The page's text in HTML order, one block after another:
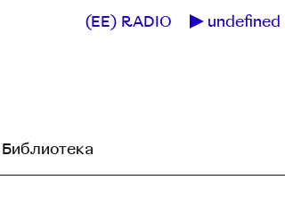
(EE) RADIO
Библиотека